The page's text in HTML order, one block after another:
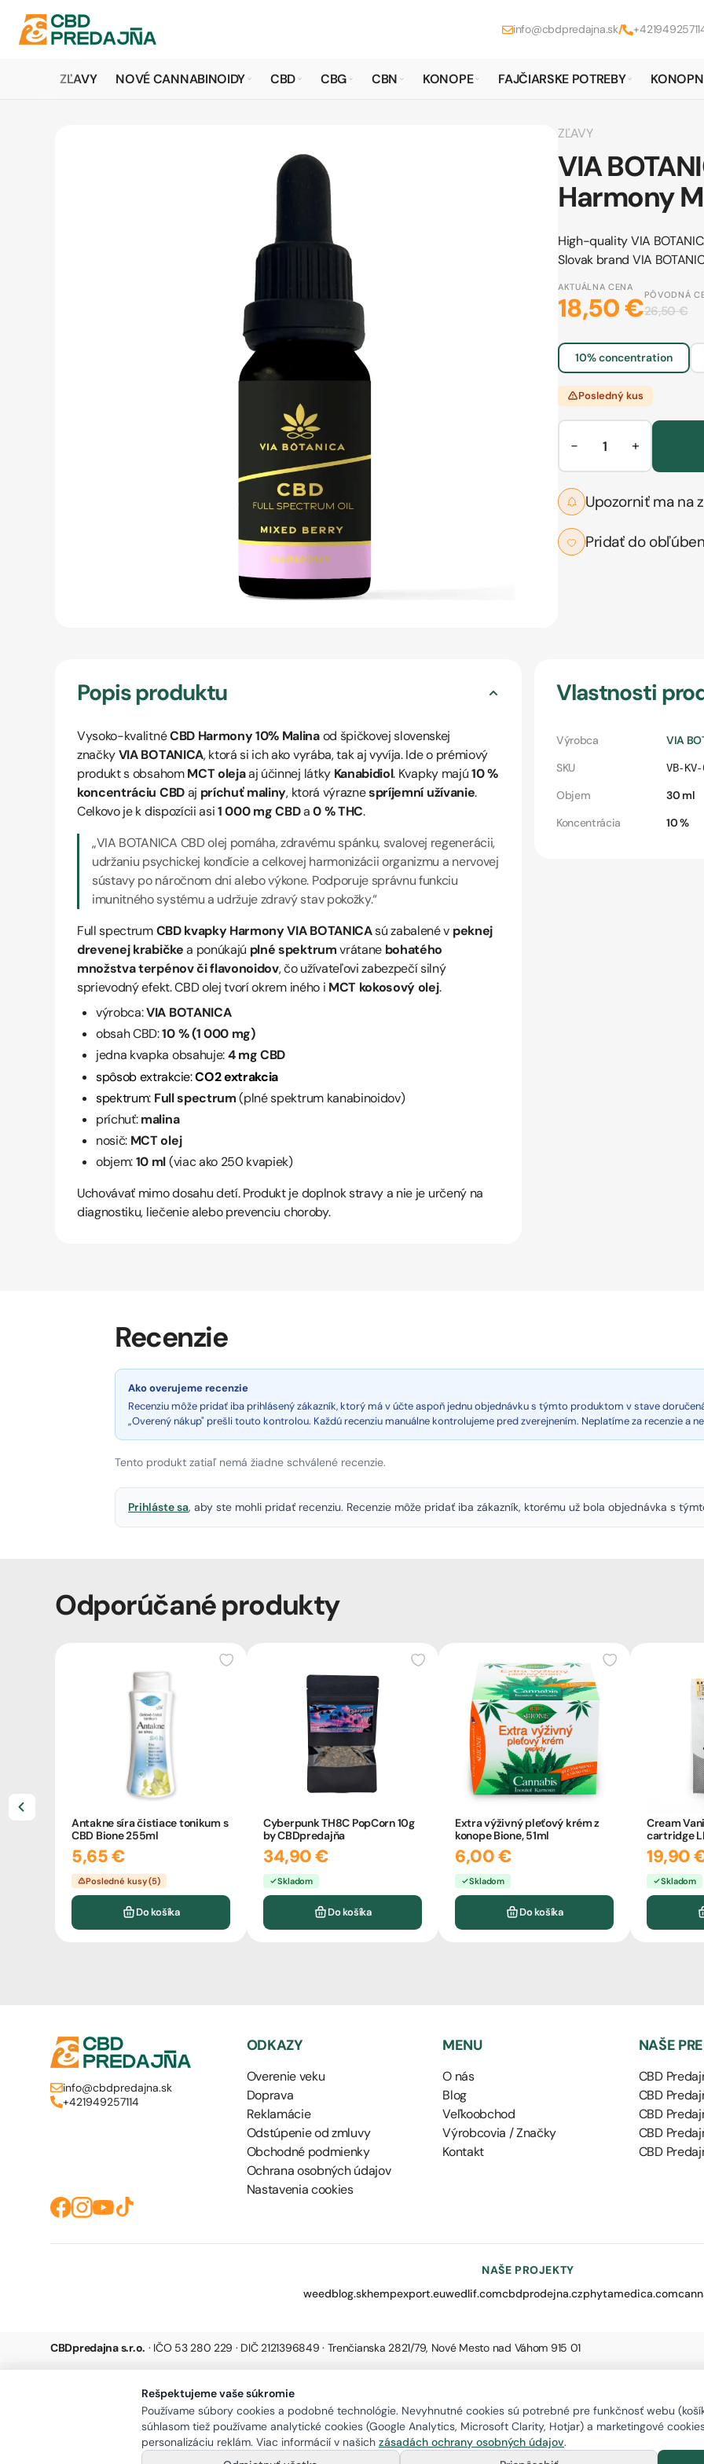
info@cbdpredajna.sk/
ZĽAVY NOVÉ CANNABINOIDY CBD CBG CBN KONOPE FAJČIARSKE POTREBY
ZĽAVY
VIA
Harmony
High-quality VIA
Slovak brand VIA
AKTUÁLNA CENA
18,50 €PÔVODNÁ
26,50 €
10% concentration
Posledný kus
− +
Upozorniť ma na
Pridať do
Popis produktu
Vysoko-kvalitnéCBD Harmony 10% Malinaod špičkovej slovenskej
značkyVIA BOTANICA, ktorá si ich ako vyrába, tak aj vyvíja. Ide o prémiový
produkt s obsahomMCT olejaaj účinnej látky Kanabidiol. Kvapky majú10 %
koncentráciu CBDaj príchuť maliny, ktorá výraznespríjemní užívanie.
Celkovo je k dispozícii asi1 000 mgCBDa0 % THC.
„VIA BOTANICA CBD olej pomáha, zdravému spánku, svalovej regenerácii,
udržaniu psychickej kondície a celkovej harmonizácii organizmu a nervovej
sústavy po náročnom dni alebo výkone. Podporuje správnu funkciu
imunitného systému a udržuje zdravý stav pokožky.“
Full spectrumCBD kvapky Harmony VIA BOTANICAsú zabalené v peknej
drevenej krabičkea ponúkajú plné spektrumvrátane bohatého
množstva terpénov či flavonoidov, čo užívateľovi zabezpečí silný
sprievodný efekt. CBD olej tvorí okrem iného i MCT kokosový olej.
výrobca:VIA BOTANICA
obsah CBD:10 % (1 000 mg)
jedna kvapka obsahuje:4 mg CBD
spôsob extrakcie:CO2 extrakcia
spektrum: Full spectrum(plné spektrum kanabinoidov)
príchuť:malina
nosič: MCT olej
objem:10 ml(viac ako 250 kvapiek)
Uchovávať mimo dosahu detí. Produkt je doplnok stravy a nie je určený na
diagnostiku, liečenie alebo prevenciu choroby.
Vlastnosti
Výrobca
VIA
SKU
VB-
Objem
30 ml
Koncentrácia
10 %
Recenzie
Ako overujeme recenzie
Recenziu môže pridať iba prihlásený zákazník, ktorý má v účte aspoň jednu objednávku s týmto produktom v stave
„Overený nákup" prešli touto kontrolou. Každú recenziu manuálne kontrolujeme pred zverejnením. Neplatíme za recenzie a
Tento produkt zatiaľ nemá žiadne schválené recenzie.
Prihláste sa, aby ste mohli pridať recenziu. Recenzie môže pridať iba zákazník, ktorému už bola objednávka s
Odporúčané produkty
Antakne síra čistiace tonikum s
CBD Bione 255ml
5,65 €
Posledné kusy (5)
Do košíka
Cyberpunk TH8C PopCorn 10g
by CBDpredajňa
34,90 €
Skladom
Do košíka
Extra výživný pleťový krém z
konope Bione, 51ml
6,00 €
Skladom
Do košíka
Cream
cartridge
19,90
Skladom
info@cbdpredajna.sk
+421949257114
ODKAZY
Overenie veku
Doprava
Reklamácie
Odstúpenie od zmluvy
Obchodné podmienky
Ochrana osobných údajov
Nastavenia cookies
MENU
O nás
Blog
Veľkoobchod
Výrobcovia / Značky
Kontakt
NAŠE
CBD
CBD
CBD
CBD
CBD
NAŠE PROJEKTY
weedblog.skhempexport.euwedlif.comcbdprodejna.czphytamedica.com
CBDpredajna s.r.o. · IČO 53 280 229 · DIČ 2121396849 · Trenčianska 2821/79, Nové Mesto nad Váhom 915 01
Rešpektujeme vaše súkromie
Používame súbory cookies a podobné technológie. Nevyhnutné cookies sú potrebné pre funkčnosť webu
súhlasom tiež používame analytické cookies (Google Analytics, Microsoft Clarity, Hotjar) a marketingové
personalizáciu reklám. Viac informácií v našich zásadách ochrany osobných údajov.